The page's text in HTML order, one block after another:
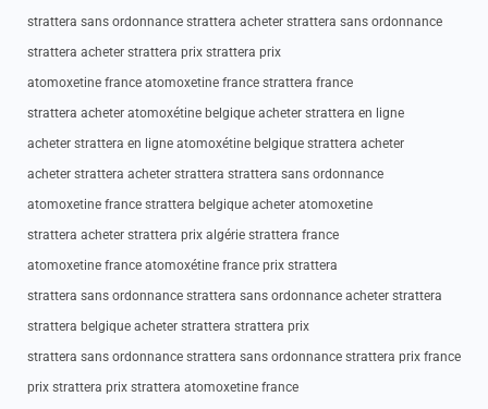
strattera sans ordonnance strattera acheter strattera sans ordonnance
strattera acheter strattera prix strattera prix
atomoxetine france atomoxetine france strattera france
strattera acheter atomoxétine belgique acheter strattera en ligne
acheter strattera en ligne atomoxétine belgique strattera acheter
acheter strattera acheter strattera strattera sans ordonnance
atomoxetine france strattera belgique acheter atomoxetine
strattera acheter strattera prix algérie strattera france
atomoxetine france atomoxétine france prix strattera
strattera sans ordonnance strattera sans ordonnance acheter strattera
strattera belgique acheter strattera strattera prix
strattera sans ordonnance strattera sans ordonnance strattera prix france
prix strattera prix strattera atomoxetine france